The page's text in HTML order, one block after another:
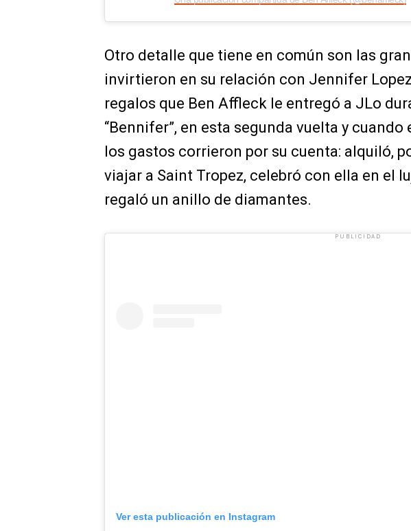
Otro detalle que tiene en común son las
invirtieron en su relación con Jennifer
regalos que Ben Affleck le entregó a JLo
“Bennifer”, en esta segunda vuelta y
los gastos corrieron por su cuenta: alquiló,
viajar a Saint Tropez, celebró con ella en el
regaló un anillo de diamantes.
PUBLICIDAD
Ver esta publicación en Instagram